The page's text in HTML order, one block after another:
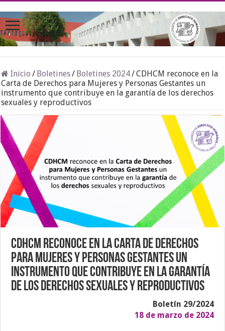
Inicio / Boletines/ Boletines 2024/CDHCM reconoce en la
Carta de Derechos para Mujeres y Personas Gestantes un
instrumento que contribuye en la garantía de los derechos
sexuales y reproductivos
CDHCM reconoce en la Carta de Derechos
para Mujeres y Personas Gestantes un
instrumento que contribuye en la garantía
de los derechos sexuales y reproductivos
Boletín 29/2024
18 de marzo de 2024